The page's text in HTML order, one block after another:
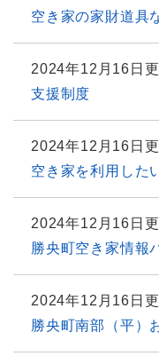
空き家の家財道具
2024年12月16日
支援制度
2024年12月16日
空き家を利用した
2024年12月16日
勝央町空き家情報
2024年12月16日
勝央町南部（平）